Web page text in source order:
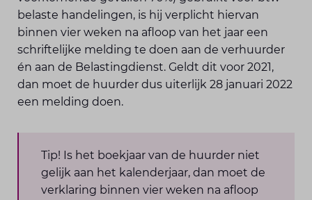
belaste handelingen, is hij verplicht hiervan
binnen vier weken na afloop van het jaar een
schriftelijke melding te doen aan de verhuurder
én aan de Belastingdienst. Geldt dit voor 2021,
dan moet de huurder dus uiterlijk 28 januari 2022
een melding doen.
Tip! Is het boekjaar van de huurder niet
gelijk aan het kalenderjaar, dan moet de
verklaring binnen vier weken na afloop